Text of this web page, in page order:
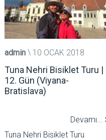
admin 10 OCAK 2018
Tuna Nehri Bisiklet Turu |
12. Gün (Viyana-
Bratislava)
Devamı...
Tuna Nehri Bisiklet Turu